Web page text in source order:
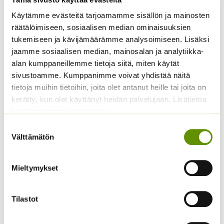
Käytämme evästeitä tarjoamamme sisällön ja mainosten
räätälöimiseen, sosiaalisen median ominaisuuksien
tukemiseen ja kävijämäärämme analysoimiseen. Lisäksi
jaamme sosiaalisen median, mainosalan ja analytiikka-
alan kumppaneillemme tietoja siitä, miten käytät
sivustoamme. Kumppanimme voivat yhdistää näitä
tietoja muihin tietoihin, joita olet antanut heille tai joita on
kerätty, kun olet käyttänyt heidän palvelujaan. Lisätietoa
valinta
Välttämätön
Mieltymykset
Tilastot
Kiinanasteri Matador
3,80€ Sisältää arvonlisäveron
Kääpiöauringonkukka
Pacino Gold
3,60€ Sisältää arvonlisäveron
Tails’
Kiinanasteri Hulk (50 s)
Sisältää arvonlisäveron